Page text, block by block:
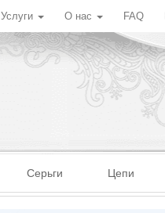
Услуги О нас FAQ
Серьги Цепи